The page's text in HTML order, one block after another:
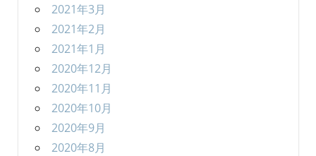
2021年3月
2021年2月
2021年1月
2020年12月
2020年11月
2020年10月
2020年9月
2020年8月